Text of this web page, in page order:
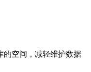
的空间，减轻维护数据